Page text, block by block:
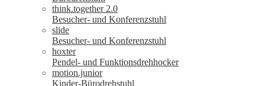
think.together 2.0
Besucher- und Konferenzstuhl
slide
Besucher- und Konferenzstuhl
hoxter
Pendel- und Funktionsdrehhocker
motion.junior
Kinder-Bürodrehstuhl